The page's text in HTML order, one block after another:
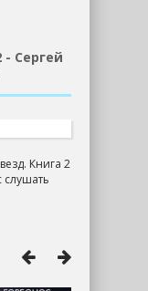
Сергей
Книга 2